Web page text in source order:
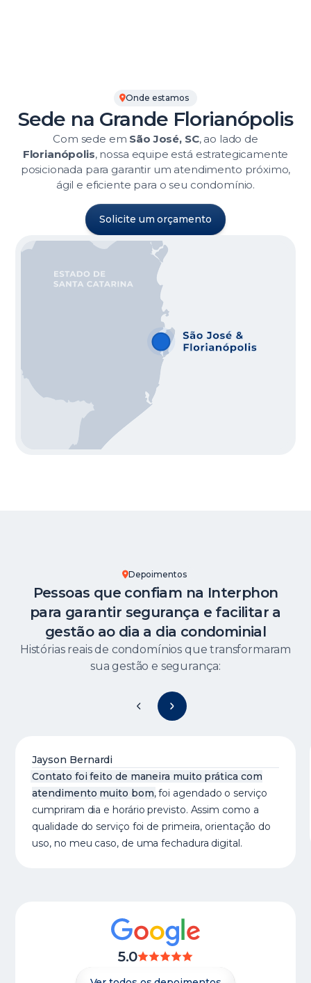
Onde estamos
Sede na Grande Florianópolis
Com sede em São José, SC, ao lado de
Florianópolis, nossa equipe está estrategicamente
posicionada para garantir um atendimento próximo,
ágil e eficiente para o seu condomínio.
Solicite um orçamento
Depoimentos
Pessoas que confiam na Interphon
para garantir segurança e facilitar a
gestão ao dia a dia condominial
Histórias reais de condomínios que transformaram
sua gestão e segurança:
Jayson Bernardi
Contato foi feito de maneira muito prática com
atendimento muito bom, foi agendado o serviço
cumpriram dia e horário previsto. Assim como a
qualidade do serviço foi de primeira, orientação do
uso, no meu caso, de uma fechadura digital.
5.0